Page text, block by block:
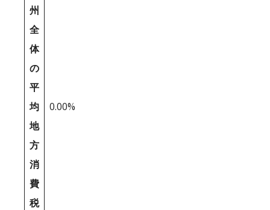
州
全
体
の
平
均
地
方
消
費
税
0.00%